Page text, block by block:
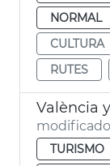
NORMAL
CULTURA
RUTES
TURISMO